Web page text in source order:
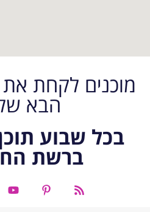
מוכנים לקחת
הבא
בכל שבוע
ברשת